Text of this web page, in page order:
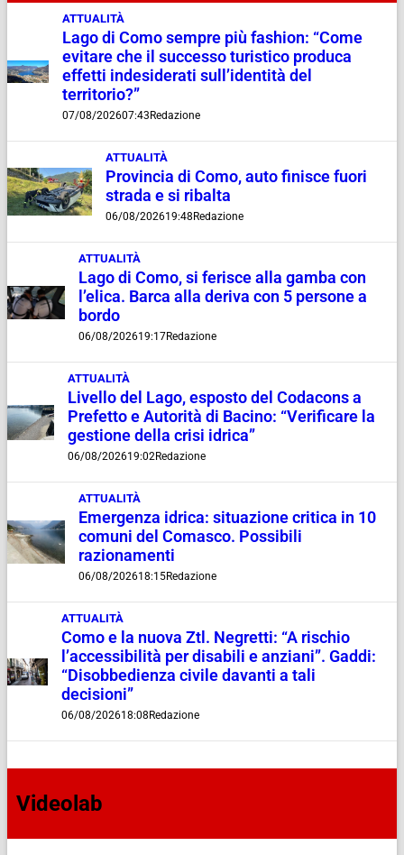
ATTUALITÀ
Lago di Como sempre più fashion: “Come
evitare che il successo turistico produca
effetti indesiderati sull’identità del
territorio?”
07/08/202607:43 Redazione
ATTUALITÀ
Provincia di Como, auto finisce fuori
strada e si ribalta
06/08/202619:48 Redazione
ATTUALITÀ
Lago di Como, si ferisce alla gamba con
l’elica. Barca alla deriva con 5 persone a
bordo
06/08/202619:17Redazione
ATTUALITÀ
Livello del Lago, esposto del Codacons a
Prefetto e Autorità di Bacino: “Verificare la
gestione della crisi idrica”
06/08/202619:02Redazione
ATTUALITÀ
Emergenza idrica: situazione critica in 10
comuni del Comasco. Possibili
razionamenti
06/08/202618:15Redazione
ATTUALITÀ
Como e la nuova Ztl. Negretti: “A rischio
l’accessibilità per disabili e anziani”. Gaddi:
“Disobbedienza civile davanti a tali
decisioni”
06/08/202618:08 Redazione
Videolab